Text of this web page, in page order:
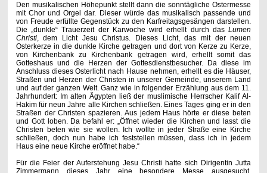
Den musikalischen Höhepunkt stellt dann die sonntägliche Ostermesse
mit Chor und Orgel dar. Dieser würde das musikalisch passende und
von Freude erfüllte Gegenstück zu den Karfreitagsgesängen darstellen.
Die „dunkle“ Trauerzeit der Karwoche wird erhellt durch dasLumen
Christi, dem Licht Jesu Christus. Dieses Licht, das mit der neuen
Osterkerze in die dunkle Kirche getragen und dort von Kerze zu Kerze,
von Kirchenbank zu Kirchenbank getragen wird, erhellt somit das
Gotteshaus und die Herzen der Gottesdienstbesucher. Da diese im
Anschluss dieses Osterlicht nach Hause nehmen, erhellt es die Häuser,
Straßen und Herzen der Christen in unserer Gemeinde, unserem Land
und auf der ganzen Welt. Ganz wie in folgender Erzählung aus dem 11.
Jahrhundert: Im alten Ägypten ließ der muslimische Herrscher Kalif Al-
Hakim für neun Jahre alle Kirchen schließen. Eines Tages ging er in den
Straßen der Christen spazieren. Aus jedem Haus hörte er diese beten
und Gott loben. Da befahl er: „Öffnet wieder die Kirchen und lasst die
Christen beten wie sie wollen. Ich wollte in jeder Straße eine Kirche
schließen, doch nun habe ich feststellen müssen, dass ich in jedem
Haus eine neue Kirche eröffnet habe.“
Für die Feier der Auferstehung Jesu Christi hatte sich Dirigentin Jutta